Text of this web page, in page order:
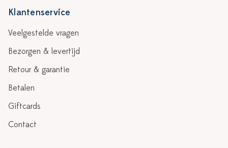
Klantenservice
Veelgestelde vragen
Bezorgen & levertijd
Retour & garantie
Betalen
Giftcards
Contact